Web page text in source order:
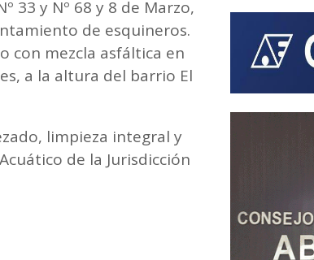
33 y Nº 68 y 8 de Marzo,
de esquineros.
con mezcla asfáltica en
a la altura del barrio El
limpieza integral y
de la Jurisdicción